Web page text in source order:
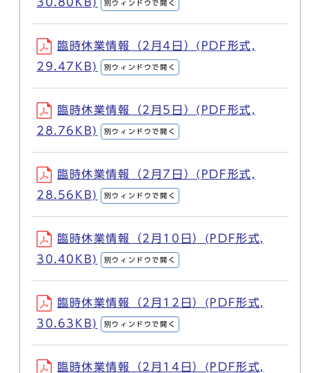
別ウィンドウで開く
臨時休業情報（2月4日）(PDF形式,
29.47KB)
別ウィンドウで開く
臨時休業情報（2月5日）(PDF形式,
28.76KB)
別ウィンドウで開く
臨時休業情報（2月7日）(PDF形式,
28.56KB)
別ウィンドウで開く
臨時休業情報（2月10日）(PDF形式,
30.40KB)
別ウィンドウで開く
臨時休業情報（2月12日）(PDF形式,
30.63KB)
別ウィンドウで開く
臨時休業情報（2月14日）(PDF形式,